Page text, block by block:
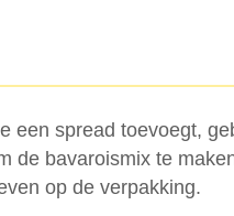
een spread toevoegt,
de bavaroismix te
op de verpakking.